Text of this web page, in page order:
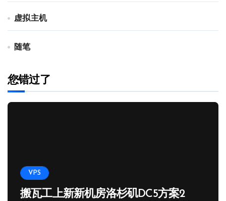
虚拟主机
随笔
您错过了
VPS
搬瓦工上新新机房洛杉矶DC5方案2